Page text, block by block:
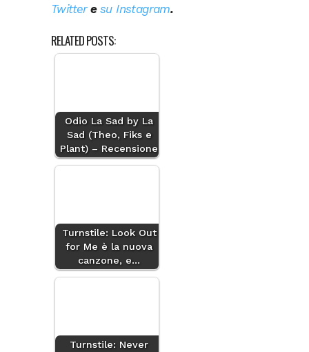
Twitteresu Instagram.
RELATED POSTS:
Odio La Sad by La
Sad (Theo, Fiks e
Plant) – Recensione
Turnstile: Look Out
for Me è la nuova
canzone, e…
Turnstile: Never